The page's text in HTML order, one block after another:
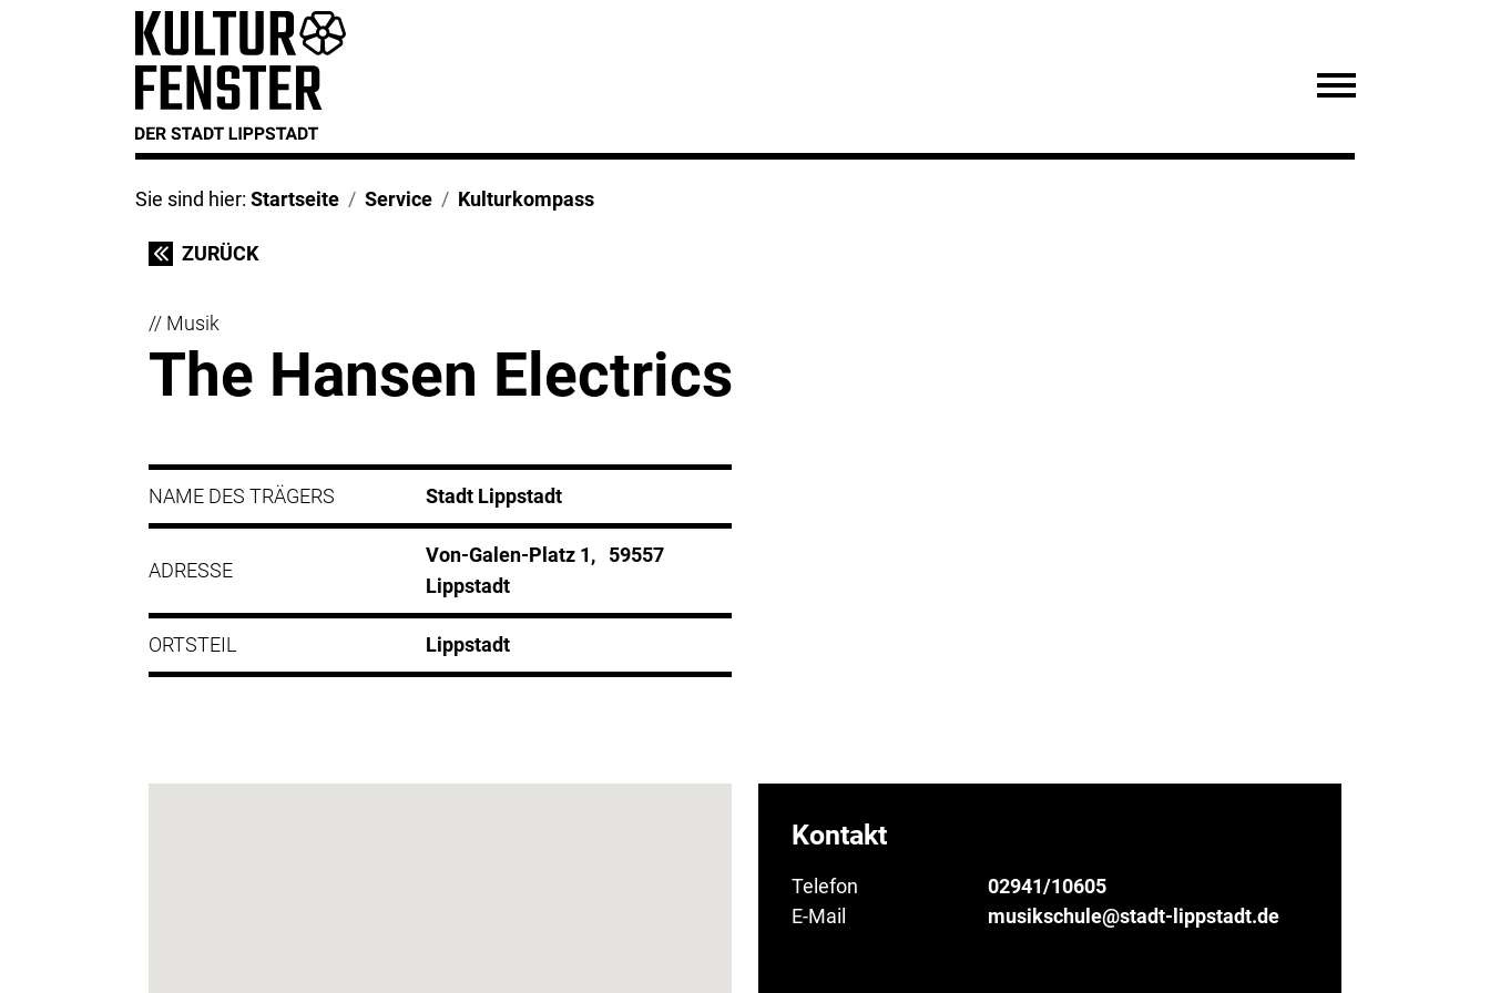
Sie sind hier: Startseite Service Kulturkompass
ZURÜCK
// Musik
The Hansen Electrics
NAME DES TRÄGERS Stadt Lippstadt
ADRESSE
Von-Galen-Platz 1, 59557
Lippstadt
ORTSTEIL Lippstadt
Kontakt
Telefon
02941/10605
E-Mail
musikschule@stadt-lippstadt.de